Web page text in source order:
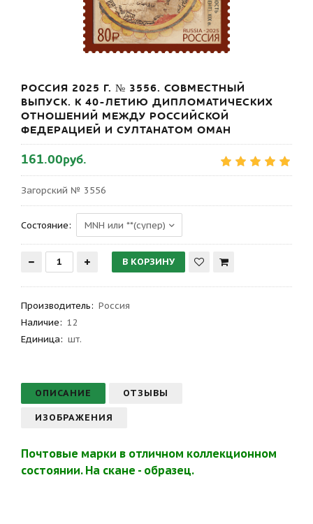
РОССИЯ 2025 Г. № 3556. СОВМЕСТНЫЙ
ВЫПУСК. К 40-ЛЕТИЮ ДИПЛОМАТИЧЕСКИХ
ОТНОШЕНИЙ МЕЖДУ РОССИЙСКОЙ
ФЕДЕРАЦИЕЙ И СУЛТАНАТОМ ОМАН
161.00руб.
Загорский № 3556
Состояние:
Производитель: Россия
Наличие: 12
Единица: шт.
ОПИСАНИЕ ОТЗЫВЫ
ИЗОБРАЖЕНИЯ
Почтовые марки в отличном коллекционном
состоянии. На скане - образец.